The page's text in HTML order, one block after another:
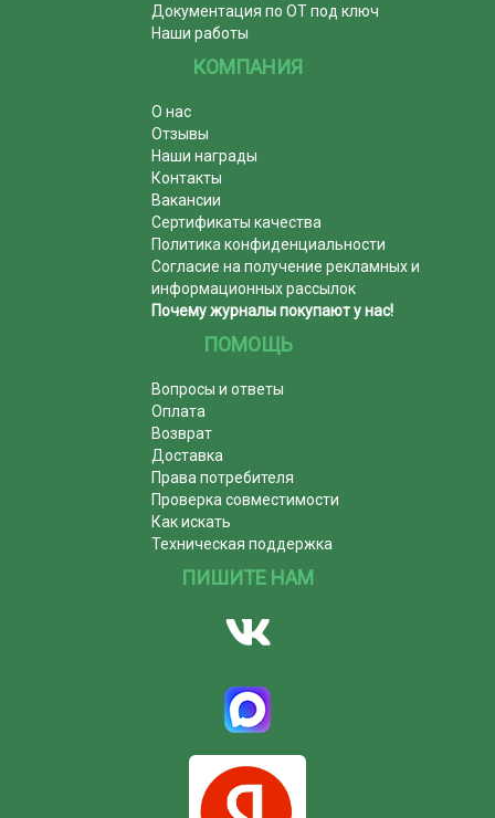
Документация по ОТ под ключ
Наши работы
КОМПАНИЯ
О нас
Отзывы
Наши награды
Контакты
Вакансии
Сертификаты качества
Политика конфиденциальности
Согласие на получение рекламных и
информационных рассылок
Почему журналы покупают у нас!
ПОМОЩЬ
Вопросы и ответы
Оплата
Возврат
Доставка
Права потребителя
Проверка совместимости
Как искать
Техническая поддержка
ПИШИТЕ НАМ